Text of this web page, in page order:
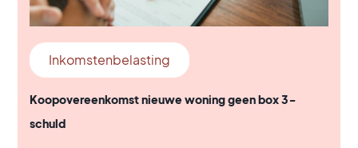
Inkomstenbelasting
Koopovereenkomst nieuwe woning geen box 3-
schuld